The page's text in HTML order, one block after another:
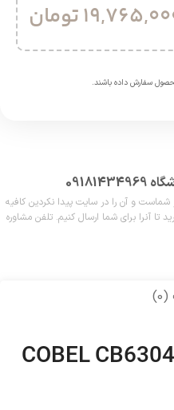
تومان
سفارش داده باشند.​
و آن را در سایت پیدا نکردین کافیه
آنرا برای شما ارسال کنیم. تلفن مشاوره